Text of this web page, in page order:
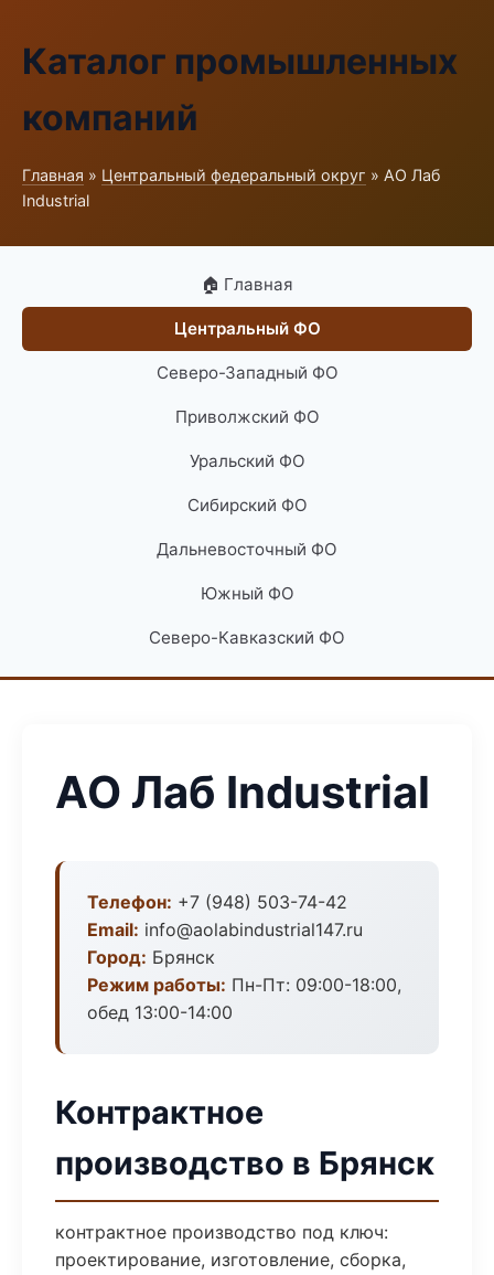
Каталог промышленных
компаний
Главная » Центральный федеральный округ » АО Лаб
Industrial
🏠 Главная
Центральный ФО
Северо-Западный ФО
Приволжский ФО
Уральский ФО
Сибирский ФО
Дальневосточный ФО
Южный ФО
Северо-Кавказский ФО
АО Лаб Industrial
Телефон: +7 (948) 503-74-42
Email: info@aolabindustrial147.ru
Город: Брянск
Режим работы: Пн-Пт: 09:00-18:00,
обед 13:00-14:00
Контрактное
производство в Брянск
контрактное производство под ключ:
проектирование, изготовление, сборка,